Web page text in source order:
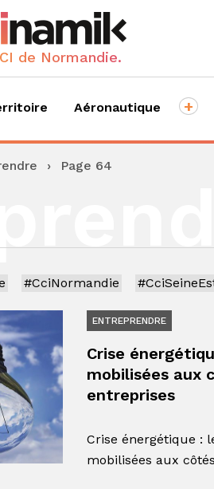
de Normandie.
Aéronautique +
› Page 64
#CciNormandie
ENTREPRENDRE
Crise
mobilisées aux
entreprises
Crise énergétique :
mobilisées aux